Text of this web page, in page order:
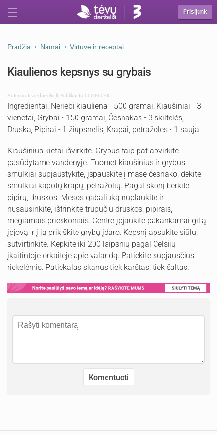
Prisijunk
Pradžia Namai Virtuvė ir receptai
Kiaulienos kepsnys su grybais
Autorius:tevu-darzelis.lt Publikuota: 0000-00-00
Ingredientai: Neriebi kiauliena - 500 gramai, Kiaušiniai - 3
vienetai, Grybai - 150 gramai, Česnakas - 3 skiltelės,
Druska, Pipirai - 1 žiupsnelis, Krapai, petražolės - 1 sauja.
Kiaušinius kietai išvirkite. Grybus taip pat apvirkite
pasūdytame vandenyje. Tuomet kiaušinius ir grybus
smulkiai supjaustykite, įspauskite į masę česnako, dėkite
smulkiai kapotų krapų, petražolių. Pagal skonį berkite
pipirų, druskos. Mėsos gabaliuką nuplaukite ir
nusausinkite, ištrinkite trupučiu druskos, pipirais,
mėgiamais prieskoniais. Centre įpjaukite pakankamai gilią
įpjovą ir į ją prikiškite grybų įdaro. Kepsnį apsukite siūlu,
sutvirtinkite. Kepkite iki 200 laipsnių pagal Celsijų
įkaitintoje orkaitėje apie valandą. Patiekite supjausčius
riekelėmis. Patiekalas skanus tiek karštas, tiek šaltas.